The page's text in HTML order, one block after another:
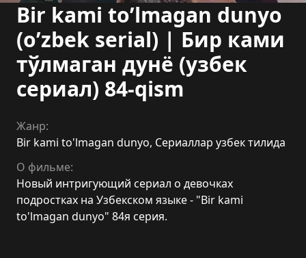
Bir kami to’lmagan dunyo
(o’zbek serial) | Бир ками
тўлмаган дунё (узбек
сериал) 84-qism
Жанр:
Bir kami to'lmagan dunyo, Сериаллар узбек тилида
О фильме:
Новый интригующий сериал о девочках
подростках на Узбекском языке - "Bir kami
to'lmagan dunyo" 84я серия.